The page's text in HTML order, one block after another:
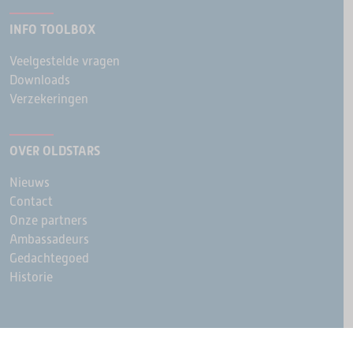
INFO TOOLBOX
Veelgestelde vragen
Downloads
Verzekeringen
OVER OLDSTARS
Nieuws
Contact
Onze partners
Ambassadeurs
Gedachtegoed
Historie